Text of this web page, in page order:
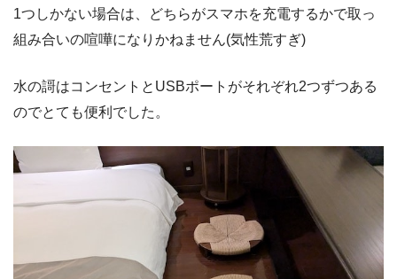
1つしかない場合は、どちらがスマホを充電するかで取っ
組み合いの喧嘩になりかねません(気性荒すぎ)
水の謌はコンセントとUSBポートがそれぞれ2つずつある
のでとても便利でした。